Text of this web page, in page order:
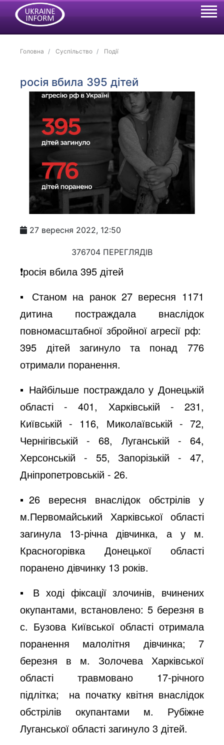
Головна Суспільство Події
росія вбила 395 дітей
27 вересня 2022, 12:50
376704 ПЕРЕГЛЯДІВ
❗️росія вбила 395 дітей
▪️ Станом на ранок 27 вересня 1171
дитина постраждала внаслідок
повномасштабної збройної агресії рф:
395 дітей загинуло та понад 776
отримали поранення.
▪️ Найбільше постраждало у Донецькій
області - 401, Харківській - 231,
Київській - 116, Миколаївській - 72,
Чернігівській - 68, Луганській - 64,
Херсонській - 55, Запорізькій - 47,
Дніпропетровській - 26.
▪️26 вересня внаслідок обстрілів у
м.Первомайський Харківської області
загинула 13-річна дівчинка, а у м.
Красногорівка Донецької області
поранено дівчинку 13 років.
▪️ В ході фіксації злочинів, вчинених
окупантами, встановлено: 5 березня в
с. Бузова Київської області отримала
поранення малолітня дівчинка; 7
березня в м. Золочева Харківської
області травмовано 17-річного
підлітка; на початку квітня внаслідок
обстрілів окупантами м. Рубіжне
Луганської області загинуло 3 дітей.